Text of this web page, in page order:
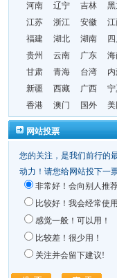
河南
辽宁 吉林
江苏
浙江 安徽
福建
湖北 湖南
四
贵州
云南 广东
甘肃
青海 台湾
新疆
西藏 广西
宁
香港
澳门 国外 美
网站投票
您的关注，是我们前行的
动力！请您给网站投下一
非常好！会向别人推荐
比较好！我会经常使用
感觉一般！可以用！
比较差！很少用！
关注并会留下建议!